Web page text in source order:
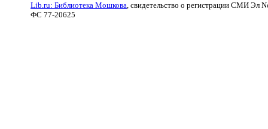
Lib.ru: Библиотека Мошкова, свидетельство о регистрации СМИ Эл
ФС 77-20625